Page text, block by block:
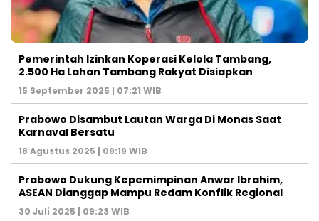
Pemerintah Izinkan Koperasi Kelola Tambang,
2.500 Ha Lahan Tambang Rakyat Disiapkan
15 September 2025 | 07:21 WIB
Prabowo Disambut Lautan Warga Di Monas Saat
Karnaval Bersatu
18 Agustus 2025 | 09:19 WIB
Prabowo Dukung Kepemimpinan Anwar Ibrahim,
ASEAN Dianggap Mampu Redam Konflik Regional
30 Juli 2025 | 09:23 WIB